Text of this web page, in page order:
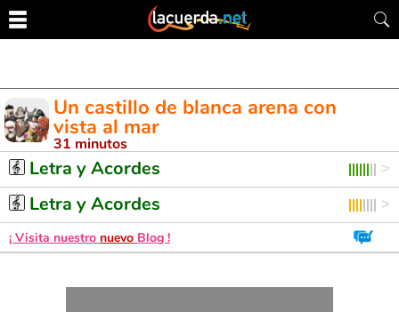
Un castillo de blanca arena con
vista al mar
31 minutos
Letra y Acordes
Letra y Acordes
¡ Visita nuestro nuevo Blog !